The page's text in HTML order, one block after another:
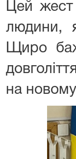
Цей жест
людини,
Щиро
на